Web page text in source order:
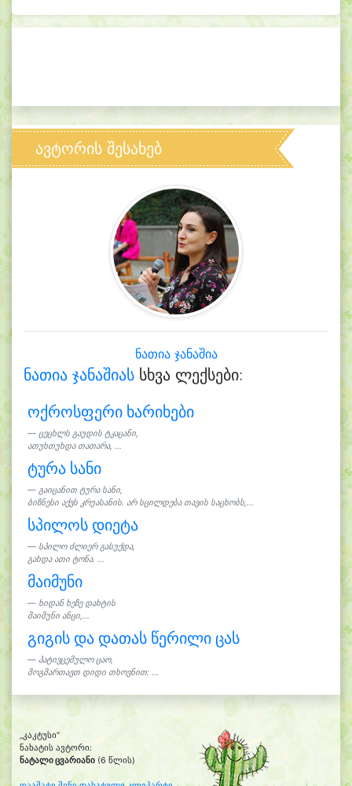
ავტორის შესახებ
ნათია ჯანაშია
ნათია ჯანაშიას სხვა ლექსები:
ოქროსფერი ხარიხები
ცეცხლს გაუდის ტკაცანი,
ათუხთუხდა თათარა, ...
ტურა სანი
გაიცანით ტურა სანი,
ბიზნესი აქვს კრუასანის. არ სცილდება თავის საცხობს,...
სპილოს დიეტა
სპილო ძლიერ გასუქდა,
გახდა ათი ტონა. ...
მაიმუნი
ხიდან ხეზე დახტის
მაიმუნი ანცი,...
გიგის და დათას წერილი ცას
პატივცემულო ცაო,
მოგმართავთ დიდი თხოვნით: ...
„კაკტუსი“
ნახატის ავტორი:
ნატალი ცვარიანი (6 წლის)